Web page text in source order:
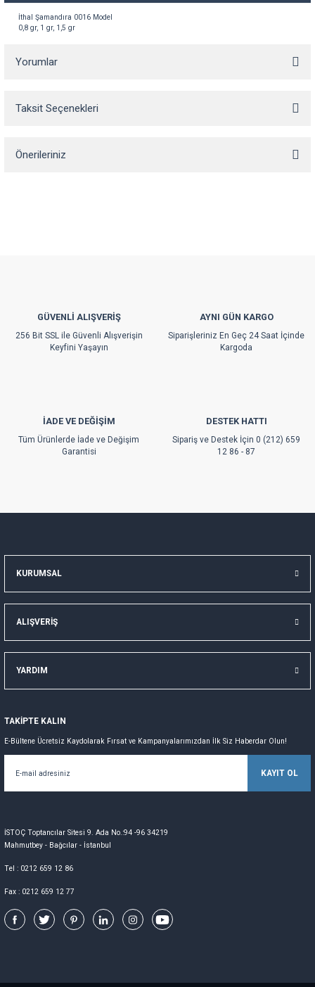
İthal Şamandıra 0016 Model
0,8 gr, 1 gr, 1,5 gr
Yorumlar
Taksit Seçenekleri
Önerileriniz
Ürün fiyatı diğer sitelerden daha pahalı.
Bu ürüne benzer farklı alternatifler olmalı.
GÜVENLİ ALIŞVERİŞ
256 Bit SSL ile Güvenli Alışverişin
Keyfini Yaşayın
AYNI GÜN KARGO
Siparişleriniz En Geç 24 Saat İçinde
Kargoda
İADE VE DEĞİŞİM
Tüm Ürünlerde İade ve Değişim
Garantisi
DESTEK HATTI
Sipariş ve Destek İçin 0 (212) 659
12 86 - 87
KURUMSAL
ALIŞVERİŞ
YARDIM
TAKİPTE KALIN
E-Bültene Ücretsiz Kaydolarak Fırsat ve Kampanyalarımızdan İlk Siz Haberdar Olun!
KAYIT OL
İSTOÇ Toptancılar Sitesi 9. Ada No.:94 -96 34219
Mahmutbey - Bağcılar - İstanbul
Tel : 0212 659 12 86
Fax : 0212 659 12 77